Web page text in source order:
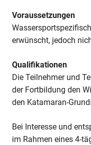
Voraussetzungen
erwünscht, jedoch
Qualifikationen
Die Teilnehmer und
der Fortbildung den
den Katamaran-
Bei Interesse und
im Rahmen eines 4-